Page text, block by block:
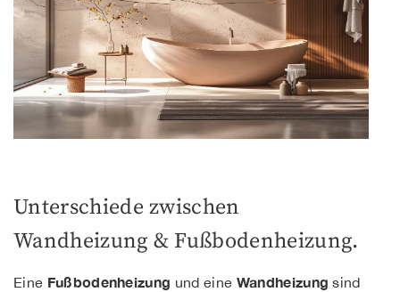
Unterschiede zwischen
Wandheizung & Fußbodenheizung.
Eine Fußbodenheizung und eine Wandheizung sind